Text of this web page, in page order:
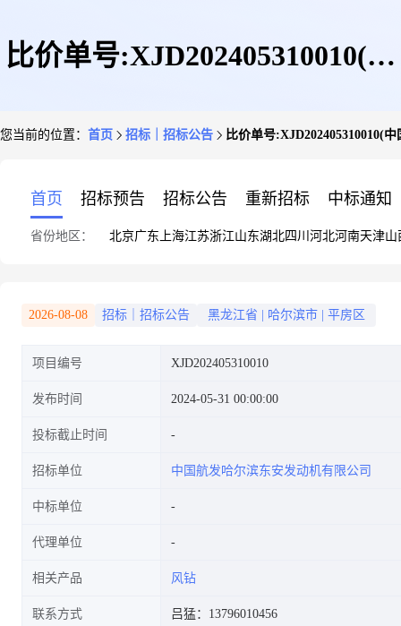
比价单号:XJD202405310010(中
您当前的位置： 首页 招标｜招标公告 比价单号:XJD202405310010(
首页 招标预告 招标公告 重新招标 中标通知
省份地区： 北京广东 上海江苏浙江山东湖北四川 河北河南天津山
2026-08-08 招标｜招标公告 黑龙江省 哈尔滨市 平房区
项目编号 XJD202405310010
发布时间 2024-05-31 00:00:00
投标截止时间
招标单位 中国航发哈尔滨东安发动机有限公司
中标单位
代理单位
相关产品 风钻
联系方式 吕猛：13796010456